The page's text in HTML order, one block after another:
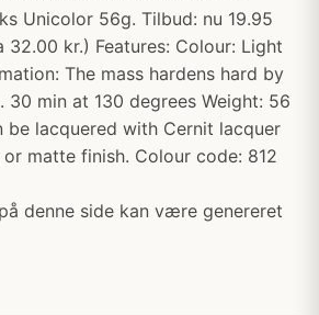
Unicolor 56g. Tilbud: nu 19.95
32.00 kr.) Features: Colour: Light
The mass hardens hard by
min at 130 degrees Weight: 56
be lacquered with Cernit lacquer
matte finish. Colour code: 812
denne side kan være genereret